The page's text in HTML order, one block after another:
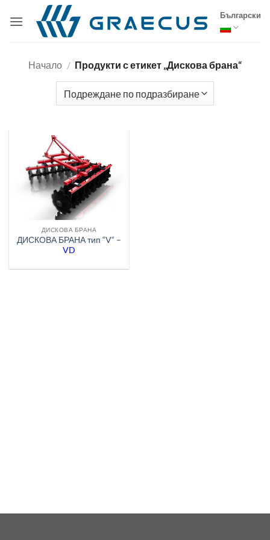
Български
Начало / Продукти с етикет „Дискова брана“
ДИСКОВА БРАНА
ДИСКОВА БРАНА тип “V“ –
VD